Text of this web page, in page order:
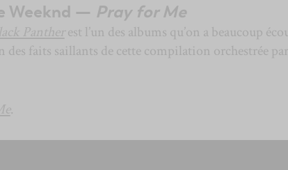
Weeknd — Pray for Me
Pantherest l’un des albums qu’on a beaucoup
des faits saillants de cette compilation orchestrée par
.